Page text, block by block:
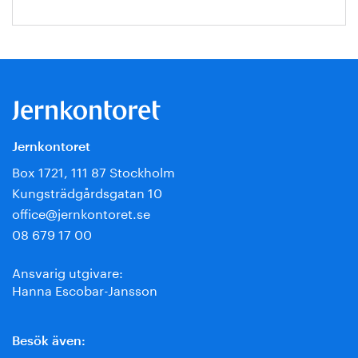
Jernkontoret
Box 1721, 111 87 Stockholm
Kungsträdgårdsgatan 10
office@jernkontoret.se
08 679 17 00
Ansvarig utgivare:
Hanna Escobar-Jansson
Besök även: